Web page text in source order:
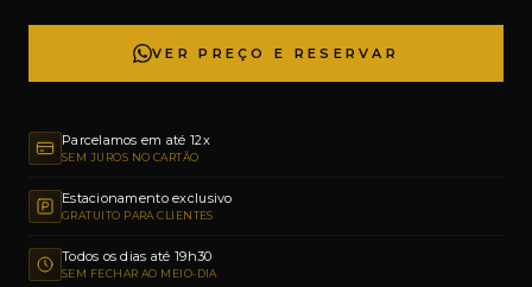
VER PREÇO E RESERVAR
Parcelamos em até 12x
SEM JUROS NO CARTÃO
Estacionamento exclusivo
GRATUITO PARA CLIENTES
Todos os dias até 19h30
SEM FECHAR AO MEIO-DIA